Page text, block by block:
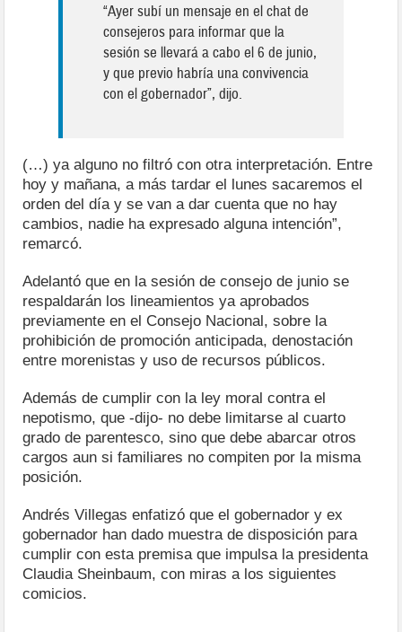
“Ayer subí un mensaje en el chat de
consejeros para informar que la
sesión se llevará a cabo el 6 de junio,
y que previo habría una convivencia
con el gobernador”, dijo.
(…) ya alguno no filtró con otra interpretación. Entre
hoy y mañana, a más tardar el lunes sacaremos el
orden del día y se van a dar cuenta que no hay
cambios, nadie ha expresado alguna intención”,
remarcó.
Adelantó que en la sesión de consejo de junio se
respaldarán los lineamientos ya aprobados
previamente en el Consejo Nacional, sobre la
prohibición de promoción anticipada, denostación
entre morenistas y uso de recursos públicos.
Además de cumplir con la ley moral contra el
nepotismo, que -dijo- no debe limitarse al cuarto
grado de parentesco, sino que debe abarcar otros
cargos aun si familiares no compiten por la misma
posición.
Andrés Villegas enfatizó que el gobernador y ex
gobernador han dado muestra de disposición para
cumplir con esta premisa que impulsa la presidenta
Claudia Sheinbaum, con miras a los siguientes
comicios.